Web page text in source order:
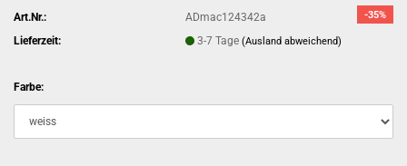
-35%
Art.Nr.:
ADmac124342a
Lieferzeit:
3-7 Tage(Ausland abweichend)
Farbe: